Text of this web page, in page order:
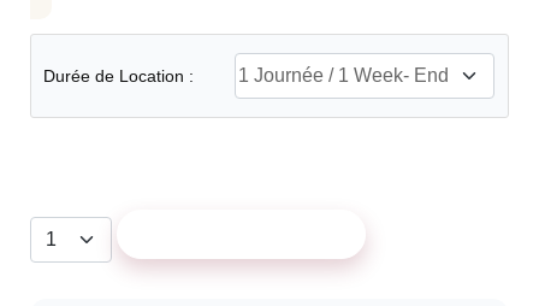
Durée de Location :